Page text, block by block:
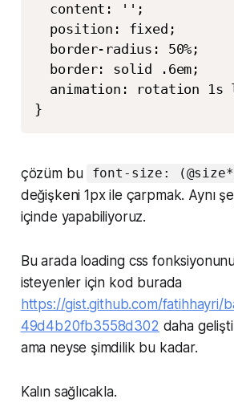
  content: '';
  position: fixed;
  border-radius: 50%;
  border: solid .6em;
animation: rotation 1s
}
çözüm bu font-size:
değişkeni 1px ile çarpmak. Aynı
içinde yapabiliyoruz.
Bu arada loading css
isteyenler için kod burada
https://gist.github.com/fatihhayri/
49d4b20fb3558d302 daha
ama neyse şimdilik bu kadar.
Kalın sağlıcakla.